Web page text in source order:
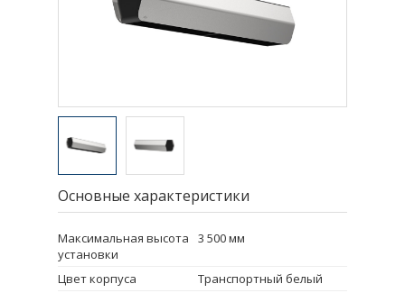
Основные характеристики
Максимальная высота
установки
3 500 мм
Цвет корпуса
Транспортный белый